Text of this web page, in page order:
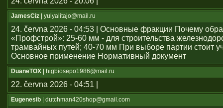
JamesCiz | yulyalitajo@mail.ru
24. června 2026 - 04:53 | Основные фракции Почему
«Профстрой»: 25-60 мм - для строительства
трамвайных путей; 40-70 мм При выборе партии стоит
Основное применение Нормативный документ
DuaneTOX | higbiosepo1986@mail.ru
22. června 2026 - 04:51 |
Eugenesib | dutchman420shop@gmail.com